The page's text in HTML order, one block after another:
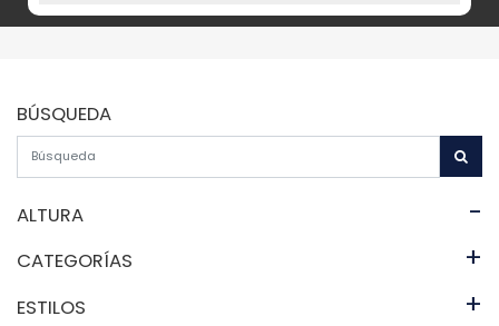
BÚSQUEDA
ALTURA -
CATEGORÍAS +
ESTILOS +